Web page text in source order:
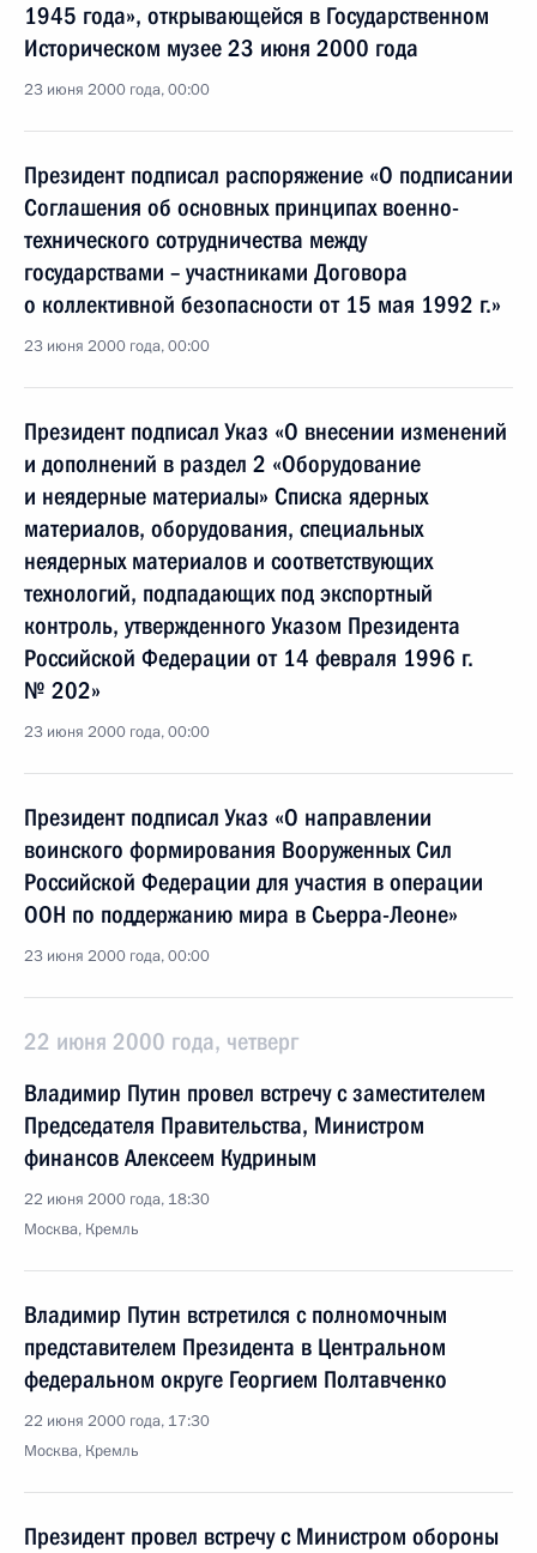
1945 года», открывающейся в Государственном
Историческом музее 23 июня 2000 года
23 июня 2000 года, 00:00
Президент подписал распоряжение «О подписании
Соглашения об основных принципах военно-
технического сотрудничества между
государствами – участниками Договора
о коллективной безопасности от 15 мая 1992 г.»
23 июня 2000 года, 00:00
Президент подписал Указ «О внесении изменений
и дополнений в раздел 2 «Оборудование
и неядерные материалы» Списка ядерных
материалов, оборудования, специальных
неядерных материалов и соответствующих
технологий, подпадающих под экспортный
контроль, утвержденного Указом Президента
Российской Федерации от 14 февраля 1996 г.
№ 202»
23 июня 2000 года, 00:00
Президент подписал Указ «О направлении
воинского формирования Вооруженных Сил
Российской Федерации для участия в операции
ООН по поддержанию мира в Сьерра-Леоне»
23 июня 2000 года, 00:00
22 июня 2000 года, четверг
Владимир Путин провел встречу с заместителем
Председателя Правительства, Министром
финансов Алексеем Кудриным
22 июня 2000 года, 18:30
Москва, Кремль
Владимир Путин встретился с полномочным
представителем Президента в Центральном
федеральном округе Георгием Полтавченко
22 июня 2000 года, 17:30
Москва, Кремль
Президент провел встречу с Министром обороны